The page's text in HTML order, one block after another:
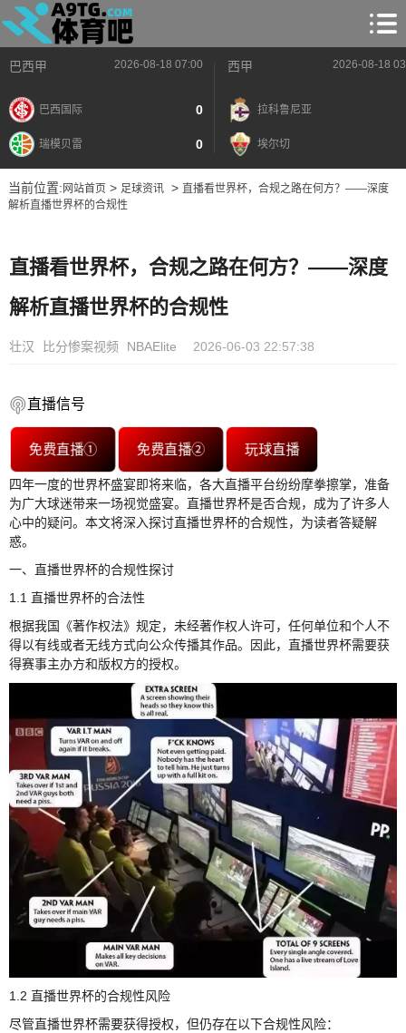
巴西甲 2026-08-18 07:00
巴西国际 0
瑞模贝雷 0
西甲 2026-08-18
拉科鲁尼亚
埃尔切
当前位置: 网站首页> 足球资讯> 直播看世界杯，合规之路在何方？——深度
解析直播世界杯的合规性
直播看世界杯，合规之路在何方？——深度
解析直播世界杯的合规性
壮汉 比分惨案视频 NBAElite 2026-06-03 22:57:38
直播信号
免费直播① 免费直播② 玩球直播
四年一度的世界杯盛宴即将来临，各大直播平台纷纷摩拳擦掌，准备
为广大球迷带来一场视觉盛宴。直播世界杯是否合规，成为了许多人
心中的疑问。本文将深入探讨直播世界杯的合规性，为读者答疑解
惑。
一、直播世界杯的合规性探讨
1.1 直播世界杯的合法性
根据我国《著作权法》规定，未经著作权人许可，任何单位和个人不
得以有线或者无线方式向公众传播其作品。因此，直播世界杯需要获
得赛事主办方和版权方的授权。
1.2 直播世界杯的合规性风险
尽管直播世界杯需要获得授权，但仍存在以下合规性风险：